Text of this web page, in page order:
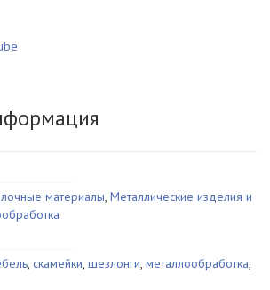
материалы, Металлические изделия и
, скамейки, шезлонги, металлообработка,